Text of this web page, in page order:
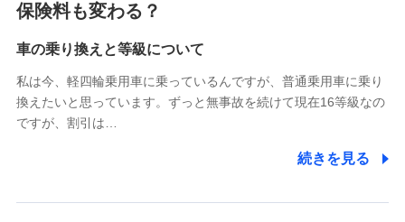
(https://www.zurichssi.co.jp/)
(https://www.tokiomarine-x.co.jp/)
(https://pshoken.co.jp/)
リトルファミリー少額短期保険株式会社
(https://www.littlefamily-ssi.com/)
郵便、電話、およびＥメール等により、当社と取引のあるも
保険料も変わる？
車の乗り換えと等級について
私は今、軽四輪乗用車に乗っているんですが、普通乗用車に乗り
換えたいと思っています。ずっと無事故を続けて現在16等級なの
ですが、割引は…
続きを見る